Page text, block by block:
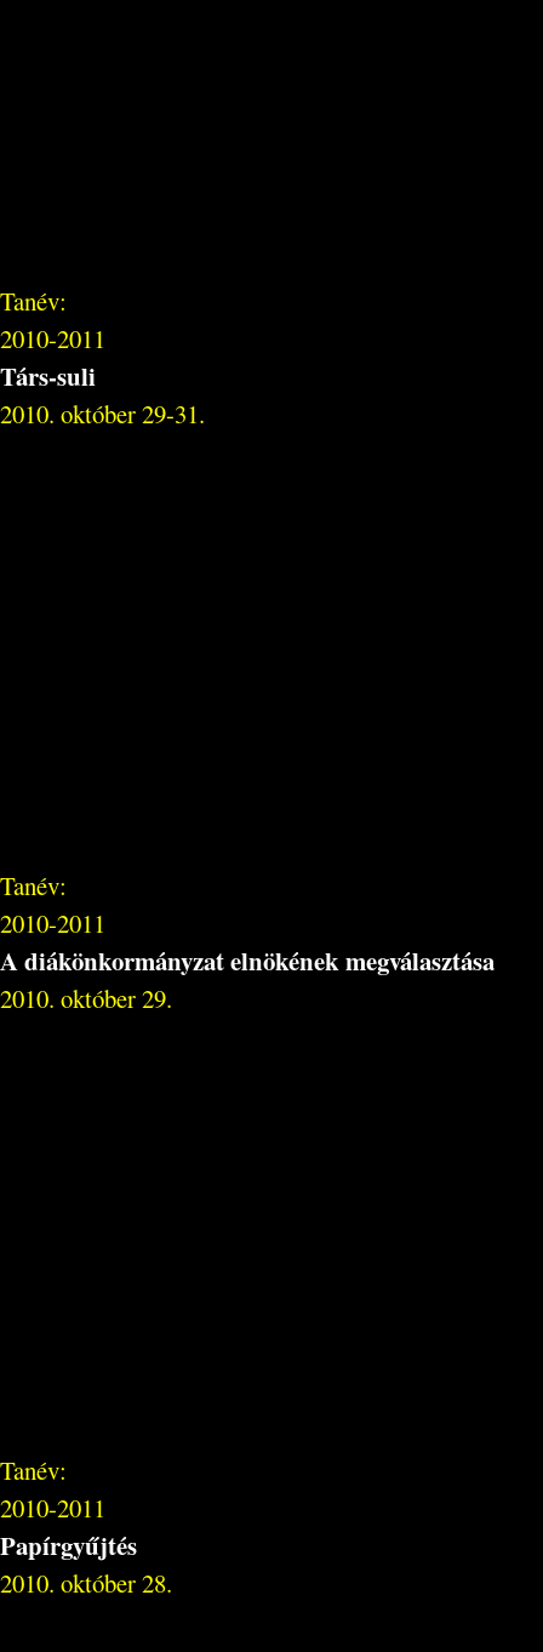
Tanév:
2010-2011
Társ-suli
2010. október 29-31.
Tanév:
2010-2011
A diákönkormányzat elnökének megválasztása
2010. október 29.
Tanév:
2010-2011
Papírgyűjtés
2010. október 28.